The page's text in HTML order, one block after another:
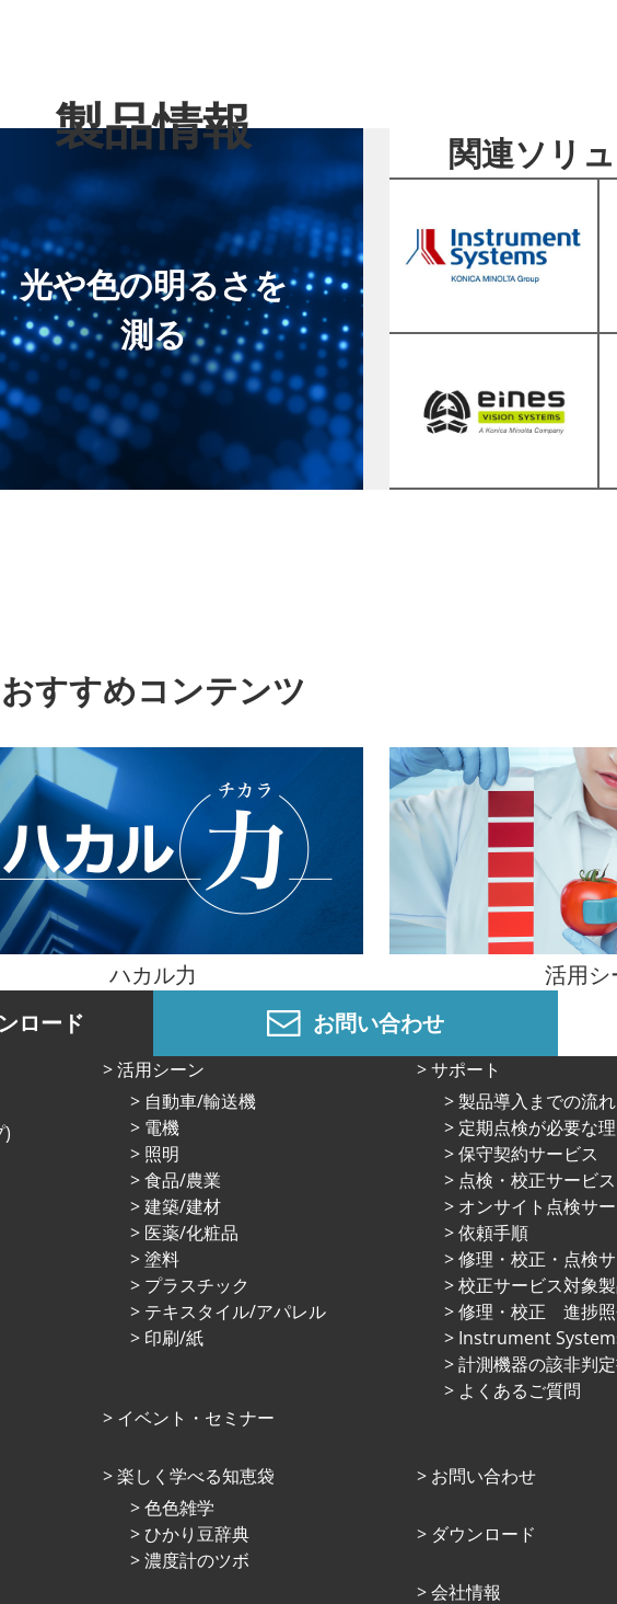
製品情報
光や色の明るさを
測る
関連ソリ
おすすめコンテンツ
ハカル力
活用シ
ロード
お問い合わせ
)
活⽤シーン
⾃動⾞/輸送機
電機
照明
⾷品/農業
建築/建材
医薬/化粧品
塗料
プラスチック
テキスタイル/アパレル
印刷/紙
イベント・セミナー
楽しく学べる知恵袋
⾊⾊雑学
ひかり⾖辞典
濃度計のツボ
サポート
製品導入までの流れ
定期点検が必要な
保守契約サービス
点検・校正サービス
オンサイト点検サ
依頼手順
修理・校正・点検
校正サービス対象
修理・校正 進捗照
Instrument
計測機器の該非判
よくあるご質問
お問い合わせ
ダウンロード
会社情報